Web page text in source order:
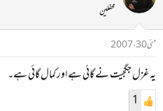
محفلین
مئی 30، 2007
یہ غزل جگجیت نے گائی ہے اور کمال گائی ہے۔
1